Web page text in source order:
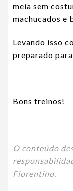
meia sem
machucados e
Levando isso
preparado
Bons treinos!
O conteúdo
Fiorentino.